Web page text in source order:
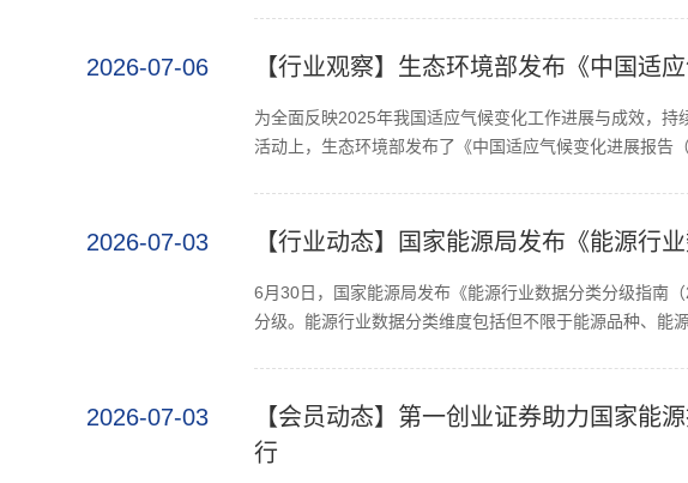
2026-07-06 【行业观察】生态环境部发布《中国适
为全面反映2025年我国适应气候变化工作进展与成效，
活动上，生态环境部发布了《中国适应气候变化进展报告（
2026-07-03 【行业动态】国家能源局发布《能源行
6月30日，国家能源局发布《能源行业数据分类分级指南
分级。能源行业数据分类维度包括但不限于能源品种、能
2026-07-03
【会员动态】第一创业证券助力国家能
行